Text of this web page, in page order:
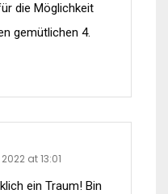
die Möglichkeit
gemütlichen 4.
at 13:01
ein Traum! Bin